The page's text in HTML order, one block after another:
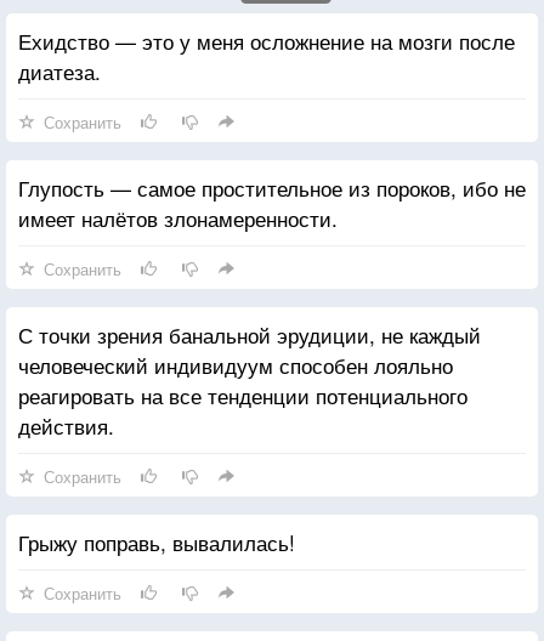
Ехидство — это у меня осложнение на мозги после
диатеза.
Сохранить
Глупость — самое простительное из пороков, ибо не
имеет налётов злонамеренности.
Сохранить
С точки зрения банальной эрудиции, не каждый
человеческий индивидуум способен лояльно
реагировать на все тенденции потенциального
действия.
Сохранить
Грыжу поправь, вывалилась!
Сохранить